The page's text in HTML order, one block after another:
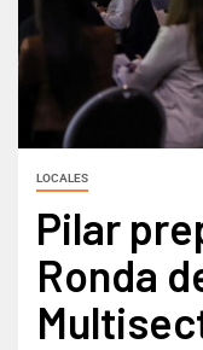
LOCALES
Pilar
Ronda